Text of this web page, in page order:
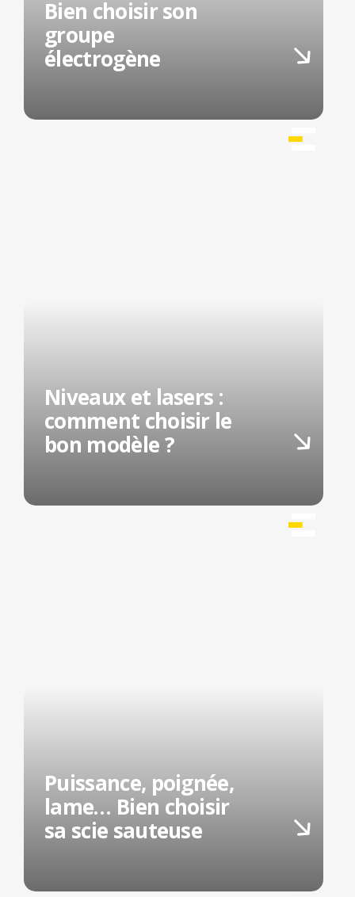
Bien choisir son
groupe
électrogène
Niveaux et lasers :
comment choisir le
bon modèle ?
Puissance, poignée,
lame… Bien choisir
sa scie sauteuse